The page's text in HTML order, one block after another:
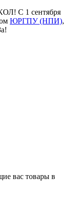
С 1 сентября
ЮРГПУ (НПИ),
вас товары в